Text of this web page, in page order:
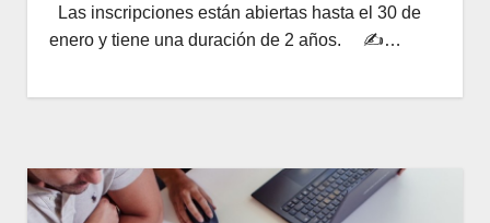
Las inscripciones están abiertas hasta el 30 de
enero y tiene una duración de 2 años. ✍️…